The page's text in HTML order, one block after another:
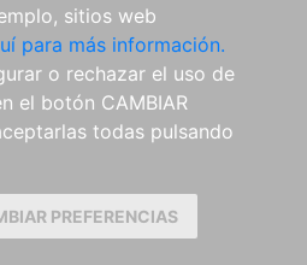
sitios web
para más información.
o rechazar el uso de
el botón CAMBIAR
todas pulsando
PREFERENCIAS